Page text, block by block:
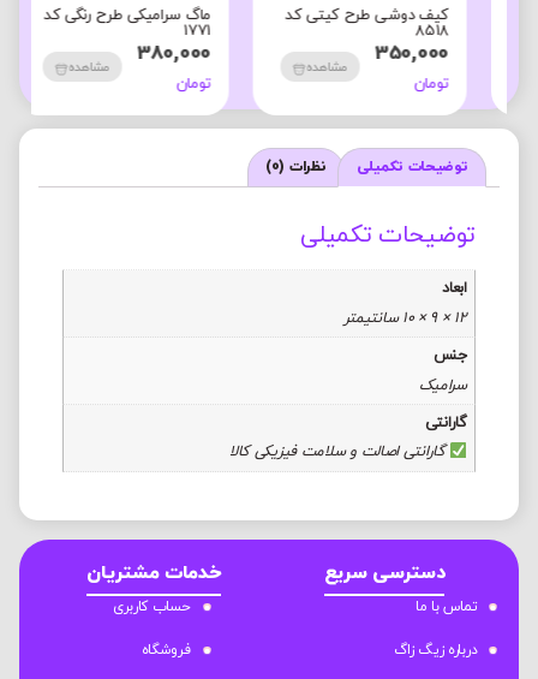
کیف دوشی طرح کیتی کد
8518
350,000
تومان
مشاهده
ماگ سرامیکی طرح رنگی کد
380,000
تومان
مشاهده
توضیحات تکمیلی نظرات (0)
توضیحات تکمیلی
ابعاد
12 × 9 × 10 سانتیمتر
جنس
سرامیک
گارانتی
گارانتی اصالت و سلامت فیزیکی کالا
دسترسی سریع
تماس با ما
درباره زیگ زاگ
خدمات مشتریان
حساب کاربری
فروشگاه